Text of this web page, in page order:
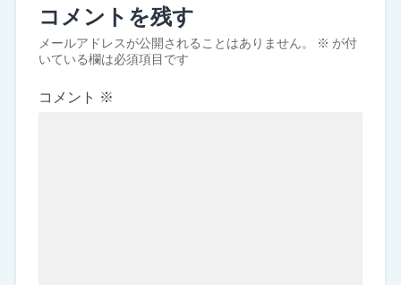
コメントを残す
メールアドレスが公開されることはありません。 ※ が付
いている欄は必須項目です
コメント ※